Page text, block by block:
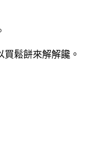
鬆餅來解解饞。